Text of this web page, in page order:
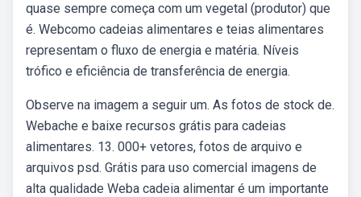
quase sempre começa com um vegetal (produtor) que
é. Webcomo cadeias alimentares e teias alimentares
representam o fluxo de energia e matéria. Níveis
trófico e eficiência de transferência de energia.
Observe na imagem a seguir um. As fotos de stock de.
Webache e baixe recursos grátis para cadeias
alimentares. 13. 000+ vetores, fotos de arquivo e
arquivos psd. Grátis para uso comercial imagens de
alta qualidade Weba cadeia alimentar é um importante